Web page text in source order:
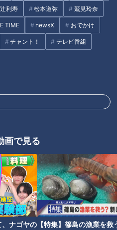
利寿 松本道弥 鷲見玲奈
TIME newsX おでかけ
チャント！ テレビ番組
画で見る
ナゴヤの【特集】篠島の漁業を救
受け止めは？ ～配信型ドキュ
息子」第１３６話
もうすぐ３年生！大きくなって